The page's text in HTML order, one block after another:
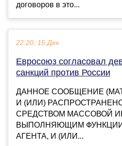
договоров в это...
22:20, 15 Дек
Евросоюз согласовал
санкций против России
ДАННОЕ СООБЩЕНИЕ
И (ИЛИ)
СРЕДСТВОМ МАССОВОЙ
ВЫПОЛНЯЮЩИМ
АГЕНТА, И (ИЛИ...